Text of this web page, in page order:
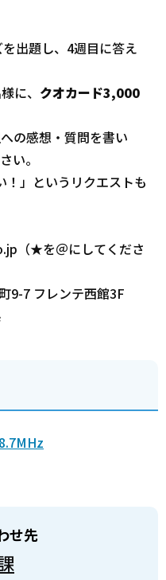
出題し、4週目に答え
に、 クオカード3,000
の感想・質問を書い
い。
！」というリクエストも
（★を＠にしてくださ
9-7 フレンテ西館3F
せ先